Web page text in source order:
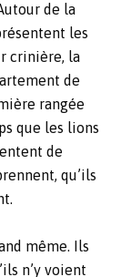
de la
les
crinière, la
de
rangée
que les lions
de
qu’ils
même. Ils
n’y voient